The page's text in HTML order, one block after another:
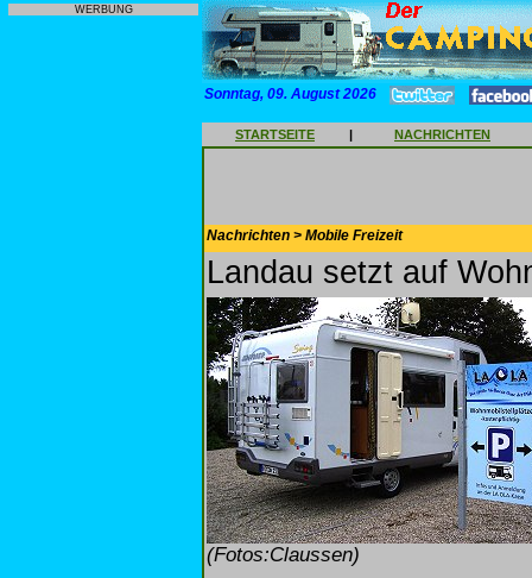
WERBUNG
Sonntag, 09. August 2026
STARTSEITE | NACHRICHTEN
Nachrichten > Mobile Freizeit
Landau setzt auf
(Fotos:Claussen)